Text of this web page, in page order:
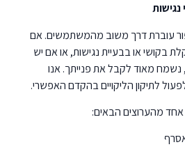
עוברת דרך משוב מהמשתמשים. אם
בקושי או בבעיית נגישות, או אם יש
מאוד לקבל את פנייתך. אנו
לתיקון הליקויים בהקדם האפשרי.
אחד מהערוצים הבאים: